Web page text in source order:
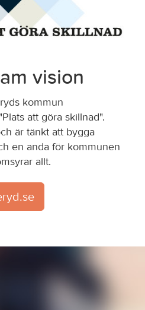
vision
kommun
att göra skillnad".
är tänkt att bygga
en anda för kommunen
allt.